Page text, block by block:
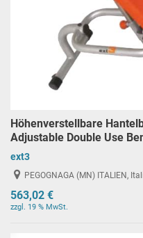
Höhenverstellbare
Adjustable Double Use
ext3
PEGOGNAGA (MN) ITALIEN,
563,02 €
zzgl. 19 % MwSt.